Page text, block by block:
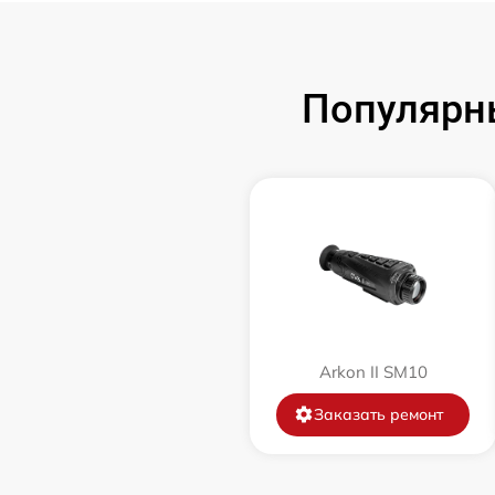
Прошивка (Обновление ПО)
Ремонт платы управления
Восстановление после попадания влаги
Arkon II SM10
Заказать ремонт